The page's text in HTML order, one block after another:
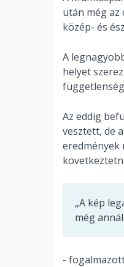
után még
közép- és
A
helyet
Az eddig
vesztett, de
eredmények
„A kép
még
-